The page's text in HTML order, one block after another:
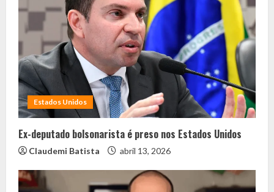
Estados Unidos
Ex-deputado bolsonarista é preso nos Estados Unidos
Claudemi Batista abril 13, 2026